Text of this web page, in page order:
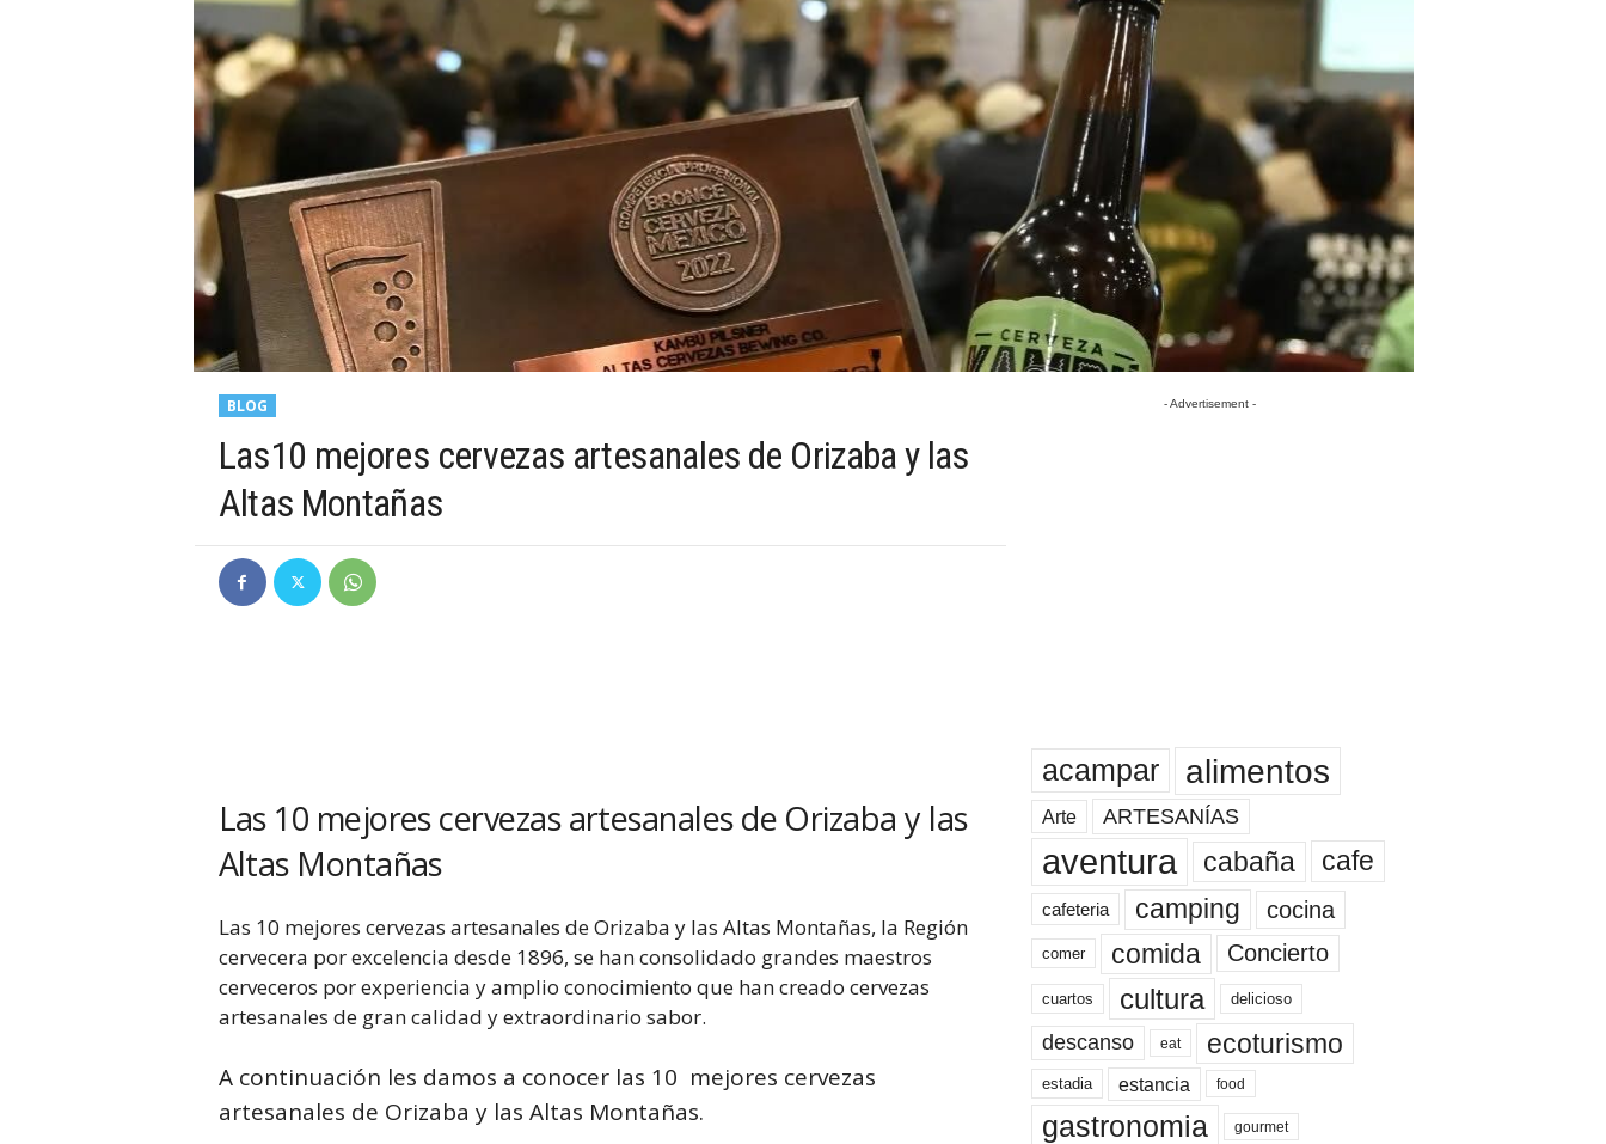
BLOG
Las10 mejores cervezas artesanales de Orizaba y las
Altas Montañas
Las 10 mejores cervezas artesanales de Orizaba y las
Altas Montañas
Las 10 mejores cervezas artesanales de Orizaba y las Altas Montañas, la Región
cervecera por excelencia desde 1896, se han consolidado grandes maestros
cerveceros por experiencia y amplio conocimiento que han creado cervezas
artesanales de gran calidad y extraordinario sabor.
A continuación les damos a conocer las 10 mejores cervezas
artesanales de Orizaba y las Altas Montañas.
- Advertisement -
acampar alimentos
Arte ARTESANÍAS
aventura cabaña cafe
cafeteria camping cocina
comer comida Concierto
cuartos cultura delicioso
descanso eat ecoturismo
estadia estancia food
gastronomia gourmet